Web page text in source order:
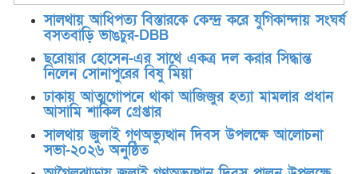
সালথায় আধিপত্য বিস্তারকে কেন্দ্র করে যুগিকান্দায় সংঘর্ষ
বসতবাড়ি ভাঙচুর-DBB
ছরোয়ার হোসেন-এর সাথে একত্র দল করার সিদ্ধান্ত
নিলেন সোনাপুরের বিষু মিয়া
ঢাকায় আত্মগোপনে থাকা আজিজুর হত্যা মামলার প্রধান
আসামি শাকিল গ্রেপ্তার
সালথায় জুলাই গণঅভ্যুত্থান দিবস উপলক্ষে আলোচনা
সভা-২০২৬ অনুষ্ঠিত